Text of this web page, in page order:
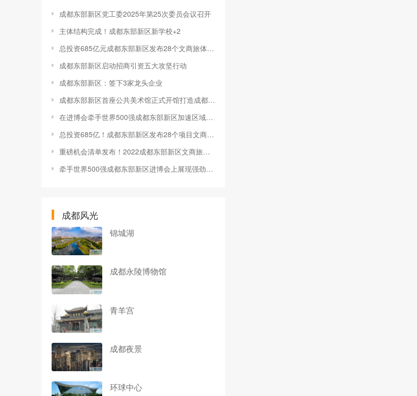
成都东部新区党工委2025年第25次委员会议召开
主体结构完成！成都东部新区新学校+2
总投资685亿元成都东部新区发布28个文商旅体项目投资机会清单
成都东部新区启动招商引资五大攻坚行动
成都东部新区：签下3家龙头企业
成都东部新区首座公共美术馆正式开馆打造成都人文交流新窗口
在进博会牵手世界500强成都东部新区加速区域成果转化
总投资685亿！成都东部新区发布28个项目文商旅体投资机会清单丨全力以赴拼经济搞建设
重磅机会清单发布！2022成都东部新区文商旅体（杭州）投资推介会举办丨全力以赴拼经济搞建设
牵手世界500强成都东部新区进博会上展现强劲吸引力
成都风光
锦城湖
成都永陵博物馆
青羊宫
成都夜景
环球中心